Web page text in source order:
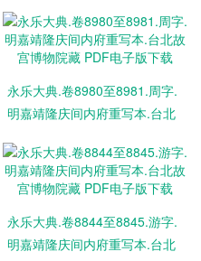
永乐大典.卷8980至8981.周字.
明嘉靖隆庆间内府重写本.台北
永乐大典.卷8844至8845.游字.
明嘉靖隆庆间内府重写本.台北